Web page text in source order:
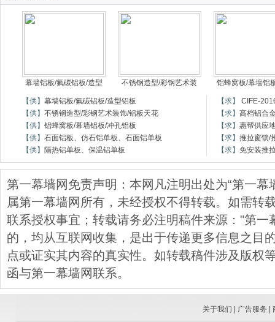
幕墙铝板/氟碳铝板/造型 不锈钢造型/彩钢艺术装 铝蜂窝板/幕墙铝
【供】 幕墙铝板/氟碳铝板/造型铝板
【供】 不锈钢造型/彩钢艺术装饰/铝板天花
【供】 铝蜂窝板/幕墙铝板/冲孔铝板
【供】 石面铝板、仿石铝单板、石面铝单板
【供】 隔热铝单板、保温铝单板
【求】
CIFE-
【求】 高档铝合
【求】 惠帮供应
【求】 推拉窗锁/
【求】 免安装推
第一幕墙网免责声明：本网凡注明出处为“第一幕
属第一幕墙网所有，未经授权不得转载。如需转
联系授权事宜；转载请务必注明稿件来源："第一
的，均从互联网收集，是出于传递更多信息之目
点或证实其内容的真实性。如转载稿件涉及版权
函与第一幕墙网联系。
关于我们 广告服务 |